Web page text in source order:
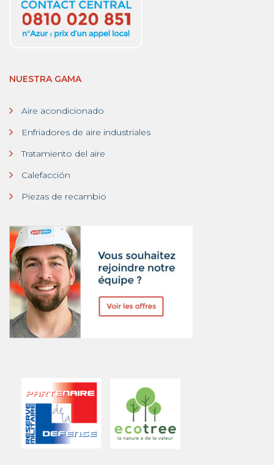
NUESTRA GAMA
Aire acondicionado
Enfriadores de aire industriales
Tratamiento del aire
Calefacción
Piezas de recambio